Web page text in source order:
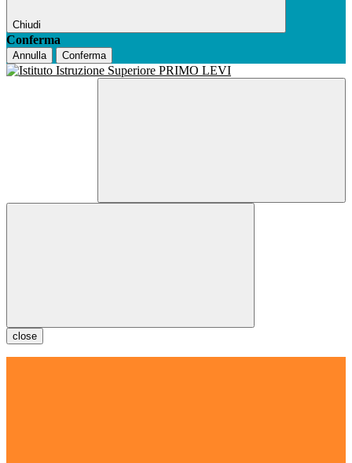
Chiudi
Conferma
Annulla Conferma
close